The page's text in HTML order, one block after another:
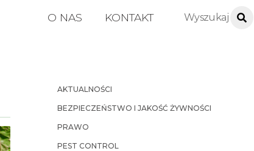
O NAS KONTAKT
AKTUALNOŚCI
BEZPIECZEŃSTWO I JAKOŚĆ ŻYWNOŚCI
PRAWO
PEST CONTROL